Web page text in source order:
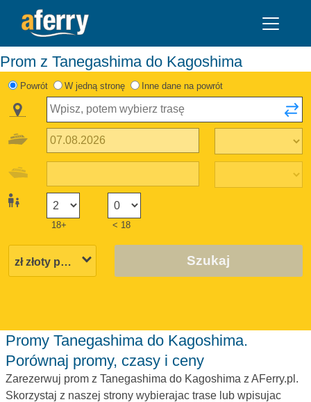
Prom z Tanegashima do Kagoshima
Powrót W jedną stronę Inne dane na powrót
18+ < 18
Szukaj
Promy Tanegashima do Kagoshima.
Porównaj promy, czasy i ceny
Zarezerwuj prom z Tanegashima do Kagoshima z AFerry.pl.
Skorzystaj z naszej strony wybierajac trase lub wpisujac